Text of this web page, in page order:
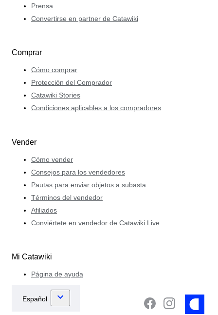
Prensa
Convertirse en partner de Catawiki
Comprar
Cómo comprar
Protección del Comprador
Catawiki Stories
Condiciones aplicables a los compradores
Vender
Cómo vender
Consejos para los vendedores
Pautas para enviar objetos a subasta
Términos del vendedor
Afiliados
Conviértete en vendedor de Catawiki Live
Mi Catawiki
Página de ayuda